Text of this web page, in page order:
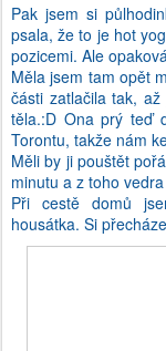
Pak jsem si
psala, že to je hot
pozicemi. Ale
Měla jsem tam opět
části zatlačila tak,
těla.:D Ona prý teď
Torontu, takže nám
Měli by ji pouštět
minutu a z toho
Při cestě domů
housátka. Si